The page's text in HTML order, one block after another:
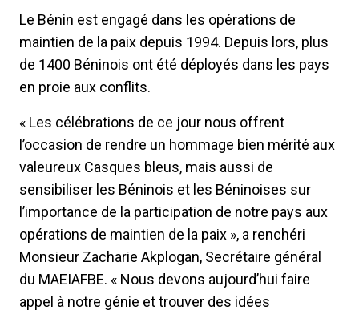
Le Bénin est engagé dans les opérations de
maintien de la paix depuis 1994. Depuis lors, plus
de 1400 Béninois ont été déployés dans les pays
en proie aux conflits.
« Les célébrations de ce jour nous offrent
l’occasion de rendre un hommage bien mérité aux
valeureux Casques bleus, mais aussi de
sensibiliser les Béninois et les Béninoises sur
l’importance de la participation de notre pays aux
opérations de maintien de la paix », a renchéri
Monsieur Zacharie Akplogan, Secrétaire général
du MAEIAFBE. « Nous devons aujourd’hui faire
appel à notre génie et trouver des idées